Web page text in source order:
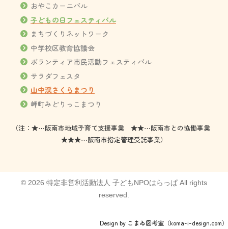
おやこカーニバル
子どもの日フェスティバル
まちづくりネットワーク
中学校区教育協議会
ボランティア市民活動フェスティバル
サラダフェスタ
山中渓さくらまつり
岬町みどりっこまつり
（注：★⋯阪南市地域子育て支援事業 ★★⋯阪南市との協働事業
★★★⋯阪南市指定管理受託事業）
© 2026 特定非営利活動法人 子どもNPOはらっぱ All rights
reserved.
Design by こまゐ図考室（koma-i-design.com）